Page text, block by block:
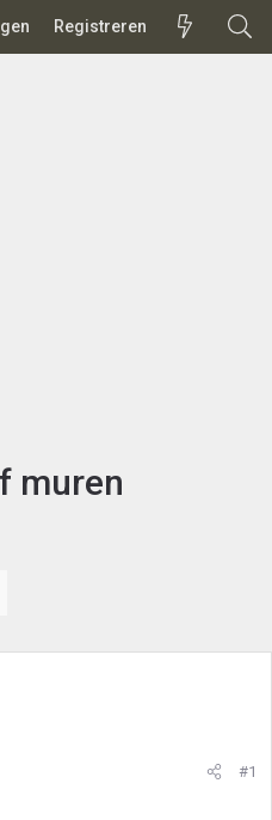
Registreren
muren
#1